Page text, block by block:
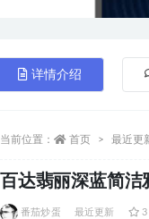
详情介绍
当前位置： 首页 最近更
百达翡丽深蓝简
番茄炒蛋 最近更新 3